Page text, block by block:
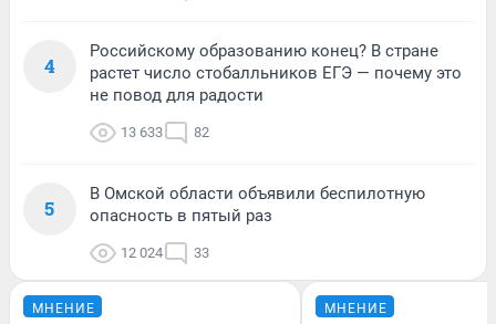
4
Российскому образованию конец? В стране
растет число стобалльников ЕГЭ — почему это
не повод для радости
13 633 82
5
В Омской области объявили беспилотную
опасность в пятый раз
12 024 33
МНЕНИЕ МНЕНИЕ